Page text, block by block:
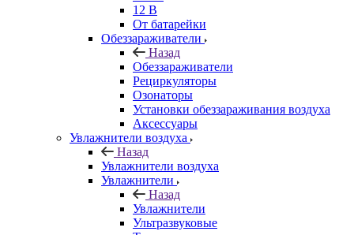
12 В
От батарейки
Обеззараживатели
Назад
Обеззараживатели
Рециркуляторы
Озонаторы
Установки обеззараживания воздуха
Аксессуары
Увлажнители воздуха
Назад
Увлажнители воздуха
Увлажнители
Назад
Увлажнители
Ультразвуковые